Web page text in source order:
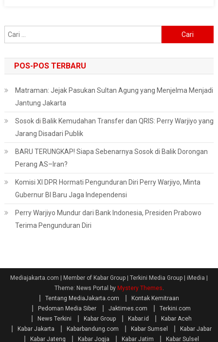
untuk:
POS-POS TERBARU
Matraman: Jejak Pasukan Sultan Agung yang Menjelma Menjadi
Jantung Jakarta
Sosok di Balik Kemudahan Transfer dan QRIS: Perry Warjiyo yang
Jarang Disadari Publik
BARU TERUNGKAP! Siapa Sebenarnya Sosok di Balik Dorongan
Perang AS–Iran?
Komisi XI DPR Hormati Pengunduran Diri Perry Warjiyo, Minta
Gubernur BI Baru Jaga Independensi
Perry Warjiyo Mundur dari Bank Indonesia, Presiden Prabowo
Terima Pengunduran Diri
Mediajakarta.com | Member of Kabar Group | Terkini Media Group | iMedia
Theme: News Portal by Mystery Themes.
Tentang MediaJakarta.com
Kontak Kemitraan
Pedoman Media Siber
Jaktimes.com
Terkini.com
News Terkini
Kabar Group Kabar.id
Kabar Aceh
Kabar Jakarta
Kabarbandung.com Kabar Sumsel
Kabar Jabar
Kabar Jateng
Kabar Jogja Kabar Jatim Kabar Sulsel